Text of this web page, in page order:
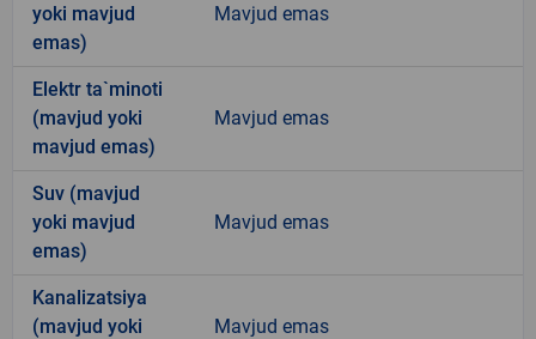
yoki mavjud
emas)
Mavjud emas
Elektr ta`minoti
(mavjud yoki
mavjud emas)
Mavjud emas
Suv (mavjud
yoki mavjud
emas)
Mavjud emas
Kanalizatsiya
(mavjud yoki
Mavjud emas